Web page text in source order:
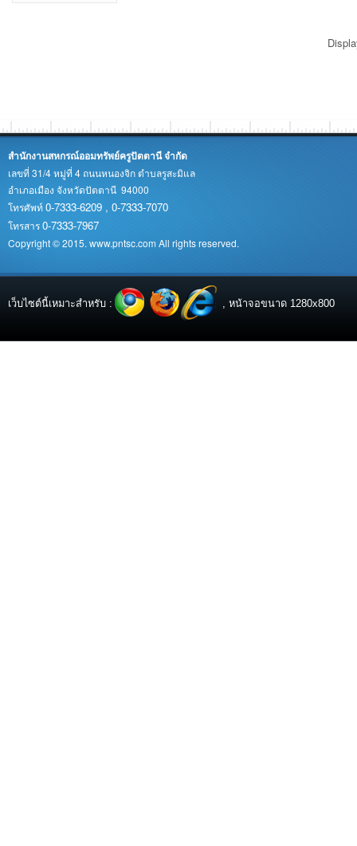
สำนักงานสหกรณ์ออมทรัพย์ครูปัตตานี จำกัด
เลขที่ 31/4 หมู่ที่ 4 ถนนหนองจิก ตำบลรูสะมิแล
อำเภอเมือง จังหวัดปัตตานี 94000
โทรศัพท์0-7333-6209 , 0-7333-7070
โทรสาร0-7333-7967
Copyright © 2015. www.pntsc.com All rights reserved.
เว็บไซต์นี้เหมาะสำหรับ : , หน้าจอขนาด 1280x800